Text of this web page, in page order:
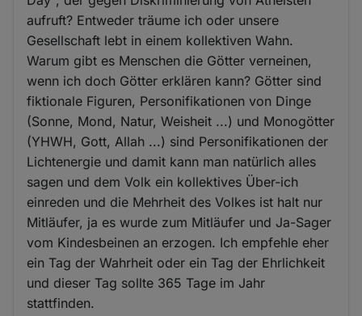
aufruft? Entweder träume ich oder unsere
Gesellschaft lebt in einem kollektiven Wahn.
Warum gibt es Menschen die Götter verneinen,
wenn ich doch Götter erklären kann? Götter sind
fiktionale Figuren, Personifikationen von Dinge
(Sonne, Mond, Natur, Weisheit ...) und Monogötter
(YHWH, Gott, Allah ...) sind Personifikationen der
Lichtenergie und damit kann man natürlich alles
sagen und dem Volk ein kollektives Über-ich
einreden und die Mehrheit des Volkes ist halt nur
Mitläufer, ja es wurde zum Mitläufer und Ja-Sager
vom Kindesbeinen an erzogen. Ich empfehle eher
ein Tag der Wahrheit oder ein Tag der Ehrlichkeit
und dieser Tag sollte 365 Tage im Jahr
stattfinden.